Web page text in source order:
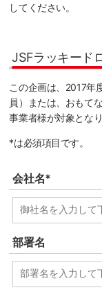
してください。
JSFラッキード
この企画は、2017年
員）または、おもて
事業者様が対象となり
*は必須項目です。
会社名*
部署名